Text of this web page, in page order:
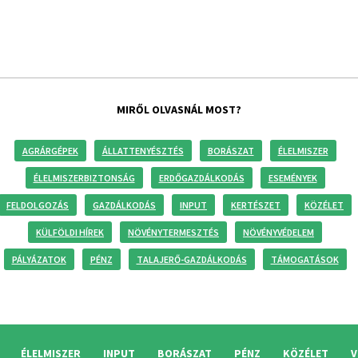
MIRŐL OLVASNÁL MOST?
AGRÁRGÉPEK ÁLLATTENYÉSZTÉS BORÁSZAT ÉLELMISZER
ÉLELMISZERBIZTONSÁG ERDŐGAZDÁLKODÁS ESEMÉNYEK
FELDOLGOZÁS GAZDÁLKODÁS INPUT KERTÉSZET KÖZÉLET
KÜLFÖLDI HÍREK NÖVÉNYTERMESZTÉS NÖVÉNYVÉDELEM
PÁLYÁZATOK PÉNZ TALAJERŐ-GAZDÁLKODÁS TÁMOGATÁSOK
ÉLELMISZER INPUT BORÁSZAT PÉNZ KÖZÉLET